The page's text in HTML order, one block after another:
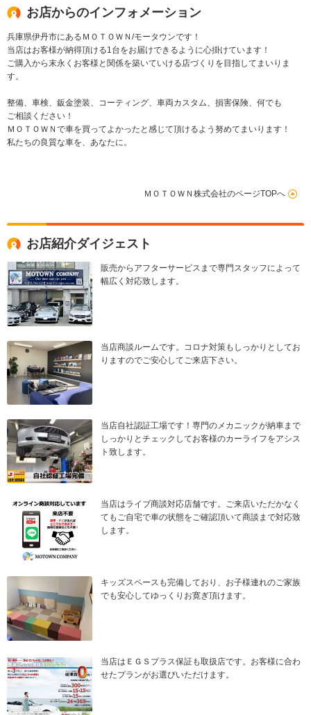
イ
ヘッドライト 禁煙車
お店からのインフォメーション
兵庫県伊丹市にあるＭＯＴＯＷＮ/モータウンです！
当店はお客様が納得頂ける1台をお届けできるように心掛けています！
ご購入から末永くお客様と関係を築いていける店づくりを目指してまいりま
す。
整備、車検、鈑金塗装、コーティング、車両カスタム、損害保険、何でも
ご相談ください！
ＭＯＴＯＷＮで車を買ってよかったと感じて頂けるよう努めてまいります！
私たちの良質な車を、あなたに。
ＭＯＴＯＷＮ株式会社のページTOPへ
お店紹介ダイジェスト
販売からアフターサービスまで専門スタッフによって
幅広く対応致します。
当店商談ルームです。コロナ対策もしっかりとしてお
りますのでご安心してご来店下さい。
当店自社認証工場です！専門のメカニックが納車まで
しっかりとチェックしてお客様のカーライフをアシス
ト致します。
当店はライブ商談対応店舗です。ご来店いただかなく
てもご自宅で車の状態をご確認頂いて商談まで対応致
します。
キッズスペースも完備しており、お子様連れのご家族
でも安心してゆっくりお寛ぎ頂けます。
当店はＥＧＳプラス保証も取扱店です。お客様に合わ
せたプランがお選びいただけます。